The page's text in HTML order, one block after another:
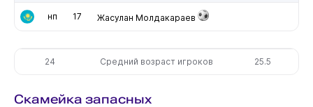
нп 17 Жасулан Молдакараев
24 Средний возраст игроков 25.5
Скамейка запасных